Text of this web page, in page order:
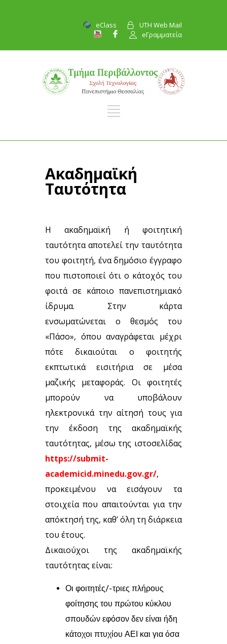
UTH Web Mail
eClass
eΓραμματεία
Ακαδημαϊκή
Ταυτότητα
Η ακαδημαϊκή ή φοιτητική
ταυτότητα αποτελεί την ταυτότητα
του φοιτητή, ένα δημόσιο έγγραφο
που πιστοποιεί ότι ο κάτοχός του
φοιτά σε κάποιο πανεπιστημιακό
ίδρυμα. Στην κάρτα
ενσωματώνεται ο θεσμός του
«Πάσο», όπου αναγράφεται μέχρι
πότε δικαιούται ο φοιτητής
εκπτωτικά εισιτήρια σε μέσα
μαζικής μεταφοράς. Οι φοιτητές
μπορούν να υποβάλουν
ηλεκτρονικά την αίτησή τους για
την έκδοση της ακαδημαϊκής
ταυτότητας, μέσω της ιστοσελίδας
https://submit-
academicid.minedu.gov.gr/,
προκειμένου να εισάγουν τα
στοιχεία που απαιτούνται για την
απόκτησή της, καθ’ όλη τη διάρκεια
του έτους.
Δικαιούχοι της ακαδημαϊκής
ταυτότητας είναι:
Οι φοιτητές/-τριες πλήρους
φοίτησης του πρώτου κύκλου
σπουδών εφόσον δεν είναι ήδη
κάτοχοι πτυχίου ΑΕΙ και για όσα